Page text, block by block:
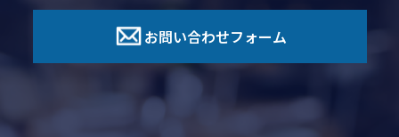
お問い合わせフォーム